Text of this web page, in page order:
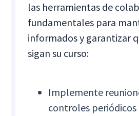
las herramientas de
fundamentales para
informados y garantizar
sigan su curso:
Implemente
controles